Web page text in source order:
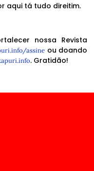
aqui tá tudo direitim.
nossa Revista
assine ou doando
. Gratidão!